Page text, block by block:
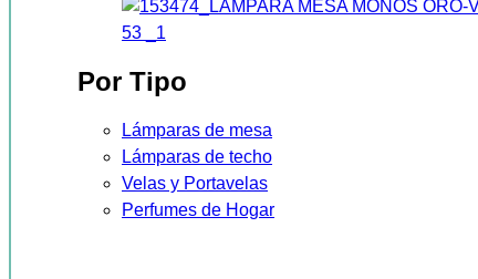
Por Tipo
Lámparas de mesa
Lámparas de techo
Velas y Portavelas
Perfumes de Hogar